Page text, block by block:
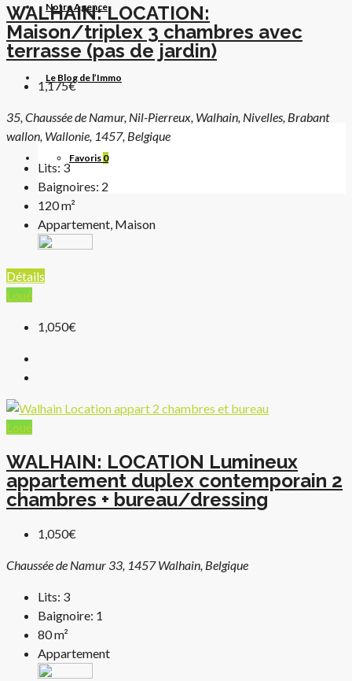
Notre Agence
Le Blog de l’Immo
Favoris 0
WALHAIN: LOCATION:
Maison/triplex 3 chambres avec
terrasse (pas de jardin)
1,175€
35, Chaussée de Namur, Nil-Pierreux, Walhain, Nivelles, Brabant
wallon, Wallonie, 1457, Belgique
Lits: 3
Baignoires: 2
120m²
Appartement, Maison
Détails
Loué
1,050€
Loué
WALHAIN: LOCATION Lumineux
appartement duplex contemporain 2
chambres + bureau/dressing
1,050€
Chaussée de Namur 33, 1457 Walhain, Belgique
Lits: 3
Baignoire: 1
80m²
Appartement